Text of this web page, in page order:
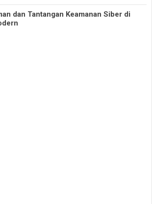
dan Tantangan Keamanan Siber di